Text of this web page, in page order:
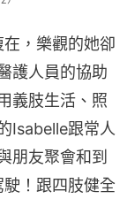
，樂觀的她卻
護人員的協助
義肢生活、照
Isabelle跟常人
朋友聚會和到
！跟四肢健全